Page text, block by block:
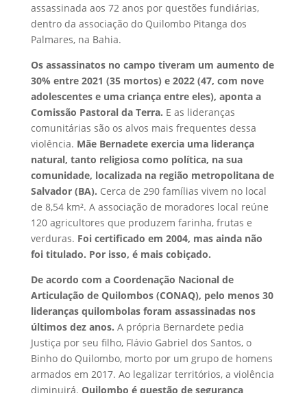
assassinada aos 72 anos por questões fundiárias,
dentro da associação do Quilombo Pitanga dos
Palmares, na Bahia.
Os assassinatos no campo tiveram um aumento de
30% entre 2021 (35 mortos) e 2022 (47, com nove
adolescentes e uma criança entre eles), aponta a
Comissão Pastoral da Terra. E as lideranças
comunitárias são os alvos mais frequentes dessa
violência. Mãe Bernadete exercia uma liderança
natural, tanto religiosa como política, na sua
comunidade, localizada na região metropolitana de
Salvador (BA). Cerca de 290 famílias vivem no local
de 8,54 km². A associação de moradores local reúne
120 agricultores que produzem farinha, frutas e
verduras. Foi certificado em 2004, mas ainda não
foi titulado. Por isso, é mais cobiçado.
De acordo com a Coordenação Nacional de
Articulação de Quilombos (CONAQ), pelo menos 30
lideranças quilombolas foram assassinadas nos
últimos dez anos. A própria Bernardete pedia
Justiça por seu filho, Flávio Gabriel dos Santos, o
Binho do Quilombo, morto por um grupo de homens
armados em 2017. Ao legalizar territórios, a violência
diminuirá. Quilombo é questão de segurança